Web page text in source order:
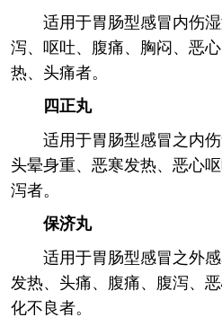
适用于胃肠型感冒内伤
泻、呕吐、腹痛、胸闷、恶
热、头痛者。
四正丸
适用于胃肠型感冒之内
头晕身重、恶寒发热、恶心
泻者。
保济丸
适用于胃肠型感冒之外
发热、头痛、腹痛、腹泻、
化不良者。